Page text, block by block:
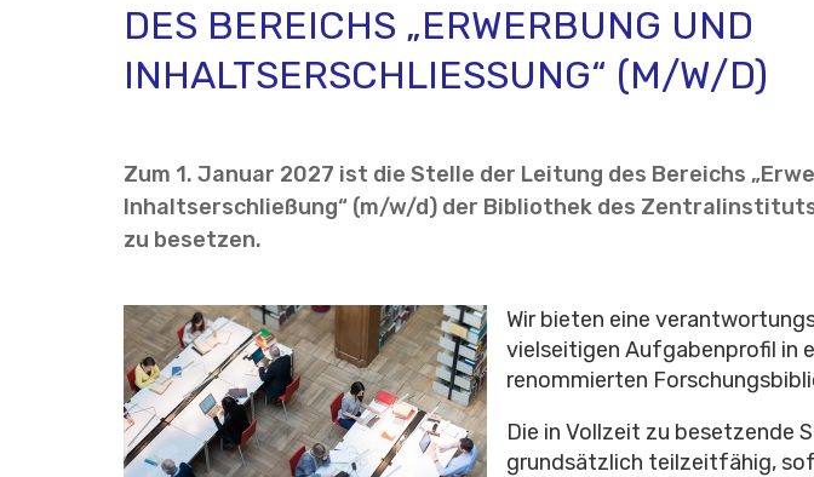
DES BEREICHS „ERWERBUNG UND
INHALTSERSCHLIESSUNG“ (M/W/D)
Zum 1. Januar 2027 ist die Stelle der Leitung des Bereichs
Inhaltserschließung“ (m/w/d) der Bibliothek des
zu besetzen.
Wir bieten eine
vielseitigen Aufgabenprofil in
renommierten
Die in Vollzeit zu besetzende
grundsätzlich teilzeitfähig,